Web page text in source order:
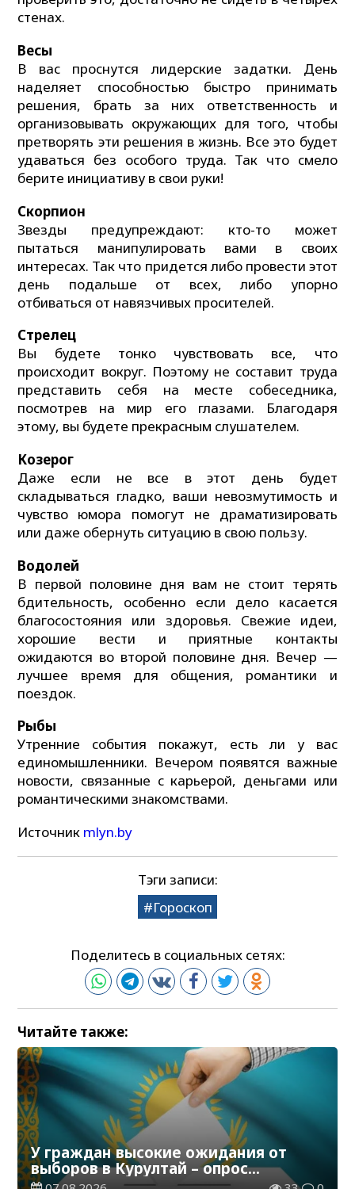
стенах.
Весы
В вас проснутся лидерские задатки. День
наделяет способностью быстро принимать
решения, брать за них ответственность и
организовывать окружающих для того, чтобы
претворять эти решения в жизнь. Все это будет
удаваться без особого труда. Так что смело
берите инициативу в свои руки!
Скорпион
Звезды предупреждают: кто-то может
пытаться манипулировать вами в своих
интересах. Так что придется либо провести этот
день подальше от всех, либо упорно
отбиваться от навязчивых просителей.
Стрелец
Вы будете тонко чувствовать все, что
происходит вокруг. Поэтому не составит труда
представить себя на месте собеседника,
посмотрев на мир его глазами. Благодаря
этому, вы будете прекрасным слушателем.
Козерог
Даже если не все в этот день будет
складываться гладко, ваши невозмутимость и
чувство юмора помогут не драматизировать
или даже обернуть ситуацию в свою пользу.
Водолей
В первой половине дня вам не стоит терять
бдительность, особенно если дело касается
благосостояния или здоровья. Свежие идеи,
хорошие вести и приятные контакты
ожидаются во второй половине дня. Вечер —
лучшее время для общения, романтики и
поездок.
Рыбы
Утренние события покажут, есть ли у вас
единомышленники. Вечером появятся важные
новости, связанные с карьерой, деньгами или
романтическими знакомствами.
Источник mlyn.by
Тэги записи:
Гороскоп
Поделитесь в социальных сетях:
Читайте также:
У граждан высокие ожидания от
выборов в Курултай – опрос
общественного мнения